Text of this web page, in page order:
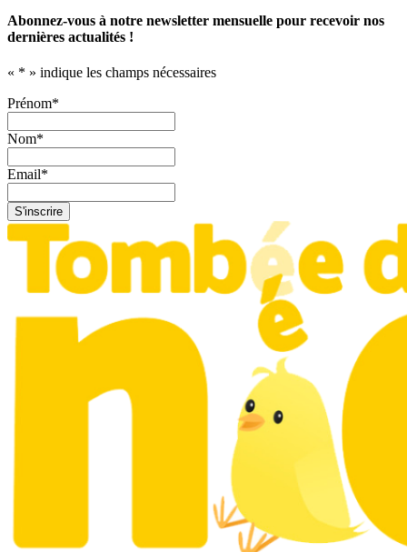
Abonnez-vous à notre newsletter mensuelle pour recevoir nos
dernières actualités !
« * » indique les champs nécessaires
Prénom*
Nom*
Email*
S'inscrire